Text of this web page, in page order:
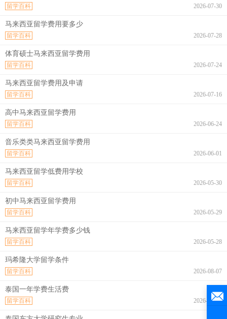
2026-07-30
留学百科
马来西亚留学费用要多少
2026-07-28
留学百科
体育硕士马来西亚留学费用
2026-07-24
留学百科
马来西亚留学费用及申请
2026-07-16
留学百科
高中马来西亚留学费用
2026-06-24
留学百科
音乐类类马来西亚留学费用
2026-06-01
留学百科
马来西亚留学低费用学校
2026-05-30
留学百科
初中马来西亚留学费用
2026-05-29
留学百科
马来西亚留学年学费多少钱
2026-05-28
留学百科
玛希隆大学留学条件
2026-08-07
留学百科
泰国一年学费生活费
2026-08-07
留学百科